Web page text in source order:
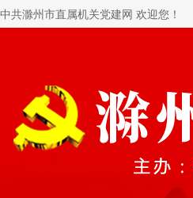
中共滁州市直属机关党建网 欢迎您！